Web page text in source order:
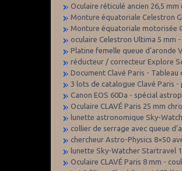
Oculaire réticulé ancien 26,5
Monture équatoriale Celestron
Monture équatoriale motorisée
oculaire Celestron Ultima 5 mm
Platine femelle queue d’aronde
réducteur / correcteur Explore
Document Clavé Paris -
3 lots de catalogue Clavé Paris
Canon EOS 60Da - spécial
Oculaire CLAVÉ Paris 25 mm
lunette astronomique Sky-
collier de serrage avec queue
chercheur Astro-Physics 8×50
lunette Sky-Watcher Startravel
Oculaire CLAVÉ Paris 8 mm -